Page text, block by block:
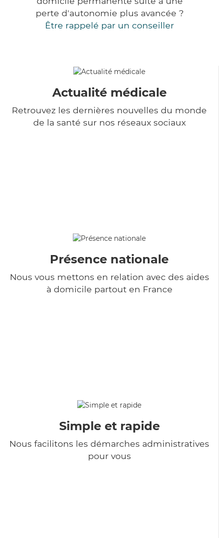
perte d'autonomie plus avancée ?
Être rappelé par un conseiller
Actualité médicale
Retrouvez les dernières nouvelles du monde
de la santé sur nos réseaux sociaux
Présence nationale
Nous vous mettons en relation avec des aides
à domicile partout en France
Simple et rapide
Nous facilitons les démarches administratives
pour vous